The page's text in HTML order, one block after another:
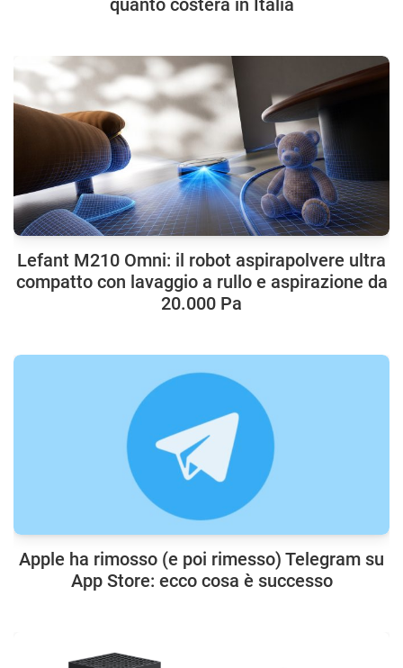
quanto costerà in Italia
Lefant M210 Omni: il robot aspirapolvere ultra
compatto con lavaggio a rullo e aspirazione da
20.000 Pa
Apple ha rimosso (e poi rimesso) Telegram su
App Store: ecco cosa è successo